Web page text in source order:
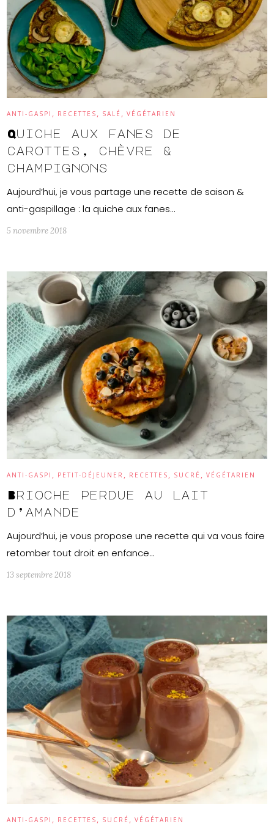
ANTI-GASPI , RECETTES , SALÉ , VÉGÉTARIEN
Quiche aux fanes de
carottes, chèvre &
champignons
Aujourd’hui, je vous partage une recette de saison &
anti-gaspillage : la quiche aux fanes…
5 novembre 2018
ANTI-GASPI , PETIT-DÉJEUNER , RECETTES , SUCRÉ , VÉGÉTARIEN
Brioche perdue au lait
d’amande
Aujourd’hui, je vous propose une recette qui va vous faire
retomber tout droit en enfance…
13 septembre 2018
ANTI-GASPI , RECETTES , SUCRÉ , VÉGÉTARIEN